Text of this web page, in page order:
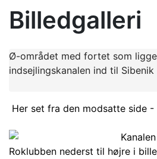
Billedgalleri
Ø-området med fortet som
indsejlingskanalen ind til Sibenik
Her set fra den modsatte side -
Roklubben nederst til højre i